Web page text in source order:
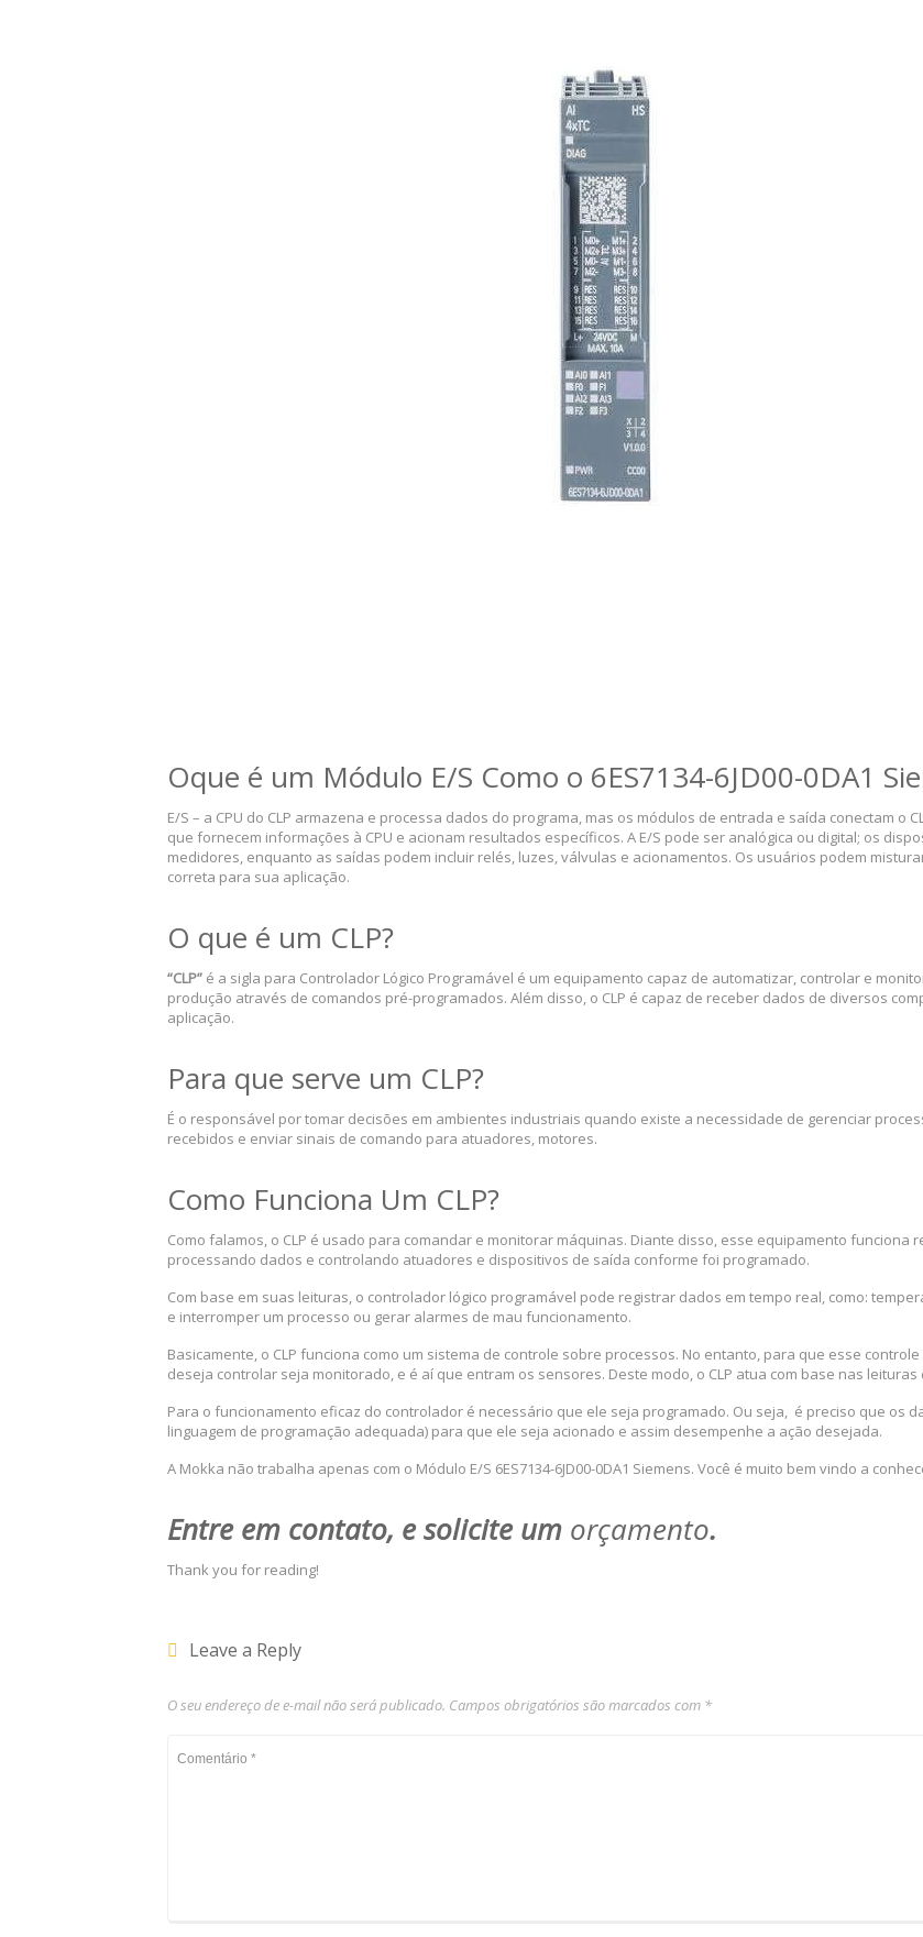
Oque é um Módulo E/S Como o 6ES7134-6JD00-0DA1
E/S – a CPU do CLP armazena e processa dados do programa, mas os módulos de entrada e saída conectam o
que fornecem informações à CPU e acionam resultados específicos. A E/S pode ser analógica ou digital; os
medidores, enquanto as saídas podem incluir relés, luzes, válvulas e acionamentos. Os usuários podem
correta para sua aplicação.
O que é um CLP?
“CLP” é a sigla para Controlador Lógico Programável é um equipamento capaz de automatizar, controlar e
produção através de comandos pré-programados. Além disso, o CLP é capaz de receber dados de diversos
aplicação.
Para que serve um CLP?
É o responsável por tomar decisões em ambientes industriais quando existe a necessidade de gerenciar
recebidos e enviar sinais de comando para atuadores, motores.
Como Funciona Um CLP?
Como falamos, o CLP é usado para comandar e monitorar máquinas. Diante disso, esse equipamento
processando dados e controlando atuadores e dispositivos de saída conforme foi programado.
Com base em suas leituras, o controlador lógico programável pode registrar dados em tempo real, como:
e interromper um processo ou gerar alarmes de mau funcionamento.
Basicamente, o CLP funciona como um sistema de controle sobre processos. No entanto, para que esse
deseja controlar seja monitorado, e é aí que entram os sensores. Deste modo, o CLP atua com base nas
Para o funcionamento eficaz do controlador é necessário que ele seja programado. Ou seja, é preciso que os
linguagem de programação adequada) para que ele seja acionado e assim desempenhe a ação desejada.
A Mokka não trabalha apenas com o Módulo E/S 6ES7134-6JD00-0DA1 Siemens. Você é muito bem vindo a
Entre em contato, e solicite um orçamento.
Thank you for reading!
Leave a Reply
O seu endereço de e-mail não será publicado. Campos obrigatórios são marcados com *